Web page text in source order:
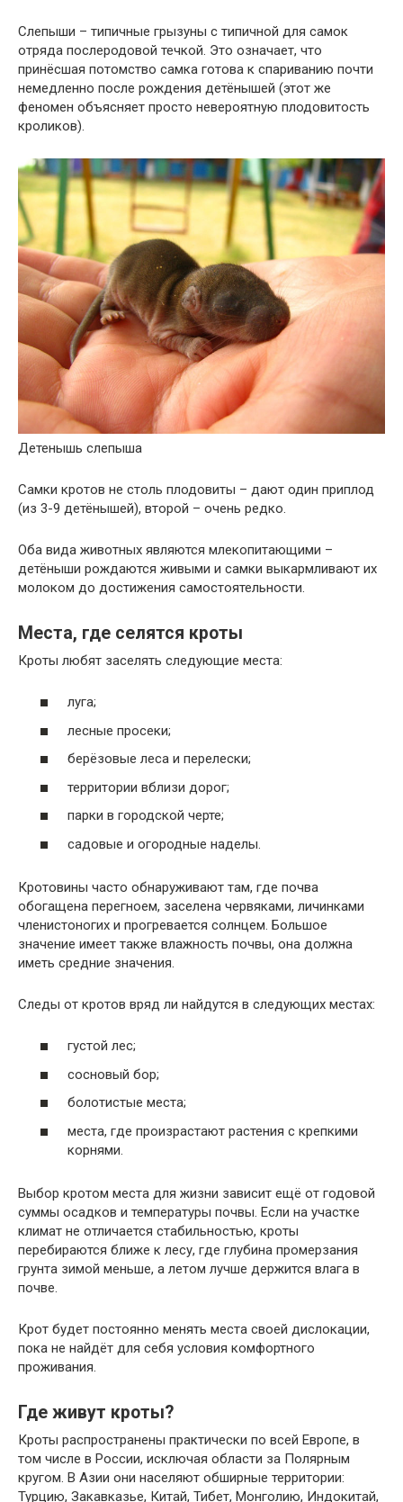
Слепыши – типичные грызуны с типичной для самок
отряда послеродовой течкой. Это означает, что
принёсшая потомство самка готова к спариванию почти
немедленно после рождения детёнышей (этот же
феномен объясняет просто невероятную плодовитость
кроликов).
Детенышь слепыша
Самки кротов не столь плодовиты – дают один приплод
(из 3-9 детёнышей), второй – очень редко.
Оба вида животных являются млекопитающими –
детёныши рождаются живыми и самки выкармливают их
молоком до достижения самостоятельности.
Места, где селятся кроты
Кроты любят заселять следующие места:
луга;
лесные просеки;
берёзовые леса и перелески;
территории вблизи дорог;
парки в городской черте;
садовые и огородные наделы.
Кротовины часто обнаруживают там, где почва
обогащена перегноем, заселена червяками, личинками
членистоногих и прогревается солнцем. Большое
значение имеет также влажность почвы, она должна
иметь средние значения.
Следы от кротов вряд ли найдутся в следующих местах:
густой лес;
сосновый бор;
болотистые места;
места, где произрастают растения с крепкими
корнями.
Выбор кротом места для жизни зависит ещё от годовой
суммы осадков и температуры почвы. Если на участке
климат не отличается стабильностью, кроты
перебираются ближе к лесу, где глубина промерзания
грунта зимой меньше, а летом лучше держится влага в
почве.
Крот будет постоянно менять места своей дислокации,
пока не найдёт для себя условия комфортного
проживания.
Где живут кроты?
Кроты распространены практически по всей Европе, в
том числе в России, исключая области за Полярным
кругом. В Азии они населяют обширные территории:
Турцию, Закавказье, Китай, Тибет, Монголию, Индокитай,